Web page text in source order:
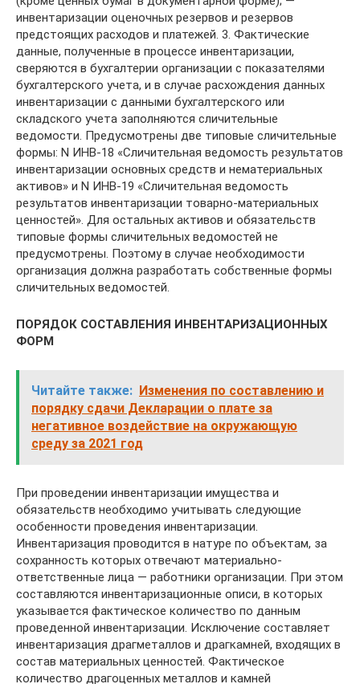
инвентаризации оценочных резервов и резервов
предстоящих расходов и платежей. 3. Фактические
данные, полученные в процессе инвентаризации,
сверяются в бухгалтерии организации с показателями
бухгалтерского учета, и в случае расхождения данных
инвентаризации с данными бухгалтерского или
складского учета заполняются сличительные
ведомости. Предусмотрены две типовые сличительные
формы: N ИНВ-18 «Сличительная ведомость результатов
инвентаризации основных средств и нематериальных
активов» и N ИНВ-19 «Сличительная ведомость
результатов инвентаризации товарно-материальных
ценностей». Для остальных активов и обязательств
типовые формы сличительных ведомостей не
предусмотрены. Поэтому в случае необходимости
организация должна разработать собственные формы
сличительных ведомостей.
ПОРЯДОК СОСТАВЛЕНИЯ ИНВЕНТАРИЗАЦИОННЫХ
ФОРМ
Читайте также: Изменения по составлению и
порядку сдачи Декларации о плате за
негативное воздействие на окружающую
среду за 2021 год
При проведении инвентаризации имущества и
обязательств необходимо учитывать следующие
особенности проведения инвентаризации.
Инвентаризация проводится в натуре по объектам, за
сохранность которых отвечают материально-
ответственные лица — работники организации. При этом
составляются инвентаризационные описи, в которых
указывается фактическое количество по данным
проведенной инвентаризации. Исключение составляет
инвентаризация драгметаллов и драгкамней, входящих в
состав материальных ценностей. Фактическое
количество драгоценных металлов и камней